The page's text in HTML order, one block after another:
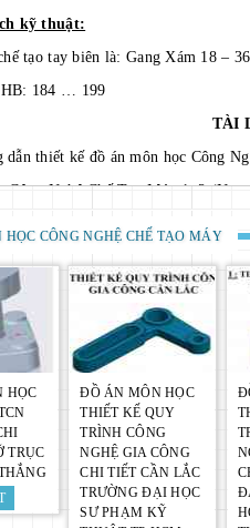
kỹ thuật:
tạo tay biên là: Gang Xám 18 – 36
184 … 199
TÀI
dẫn thiết kế đồ án môn học Công
Công Nghệ Chế Tạo Máy 1, 2
đồ án Công Nghệ Chế Tạo Máy
Cơ Khí Hóa và Tự Động Hóa (Lê
Thiết Kế Công Nghệ Chế Tạo
Công Cơ Khí Tiện Phay Bào
cắt Gia công cơ khí (Nguyễn Ngọc
TRÌNH CÔNG NGHỆ GIA
tập lớn công nghệ chế tạo máy,
CÔNG NGHỆ CHẾ TẠO MÁY
HỌC
TRỤC
ĐỒ ÁN MÔN HỌC
THIẾT KẾ QUY
TRÌNH CÔNG
NGHỆ GIA CÔNG
CHI TIẾT CẦN LẮC
TRƯỜNG ĐẠI HỌC
SƯ PHẠM KỸ